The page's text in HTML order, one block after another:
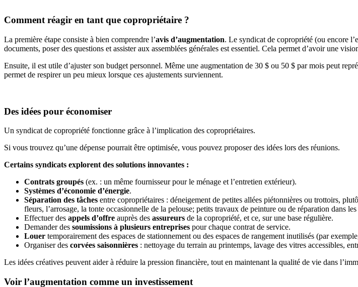
Comment réagir en tant que copropriétaire ?
La première étape consiste à bien comprendre l’avis d’augmentation. Le syndicat de copropriété (ou encore
documents, poser des questions et assister aux assemblées générales est essentiel. Cela permet d’avoir une
Ensuite, il est utile d’ajuster son budget personnel. Même une augmentation de 30 $ ou 50 $ par mois peut
permet de respirer un peu mieux lorsque ces ajustements surviennent.
Des idées pour économiser
Un syndicat de copropriété fonctionne grâce à l’implication des copropriétaires.
Si vous trouvez qu’une dépense pourrait être optimisée, vous pouvez proposer des idées lors des réunions.
Certains syndicats explorent des solutions innovantes :
Contrats groupés (ex. : un même fournisseur pour le ménage et l’entretien extérieur).
Systèmes d’économie d’énergie.
Séparation des tâches entre copropriétaires : déneigement de petites allées piétonnières ou trottoirs,
fleurs, l’arrosage, la tonte occasionnelle de la pelouse; petits travaux de peinture ou de réparation dans
Effectuer des appels d’offre auprès des assureurs de la copropriété, et ce, sur une base régulière.
Demander des soumissions à plusieurs entreprises pour chaque contrat de service.
Louer temporairement des espaces de stationnement ou des espaces de rangement inutilisés (par
Organiser des corvées saisonnières : nettoyage du terrain au printemps, lavage des vitres accessibles,
Les idées créatives peuvent aider à réduire la pression financière, tout en maintenant la qualité de vie dans
Voir l’augmentation comme un investissement